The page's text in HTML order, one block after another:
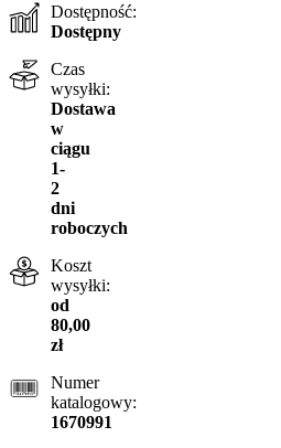
Dostępność:
Dostępny
Czas
wysyłki:
Dostawa
w
ciągu
1-
2
dni
roboczych
Koszt
wysyłki:
od
80,00
zł
Numer
katalogowy:
1670991